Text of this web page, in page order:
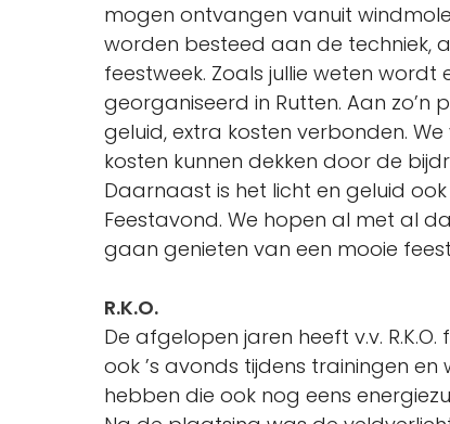
mogen ontvangen vanuit
worden besteed aan de techniek,
feestweek. Zoals jullie weten wordt
georganiseerd in Rutten. Aan zo’n
geluid, extra kosten verbonden.
kosten kunnen dekken door de
Daarnaast is het licht en geluid
Feestavond. We hopen al met al
gaan genieten van een mooie
R.K.O.
De afgelopen jaren heeft v.v.
ook ’s avonds tijdens trainingen
hebben die ook nog eens